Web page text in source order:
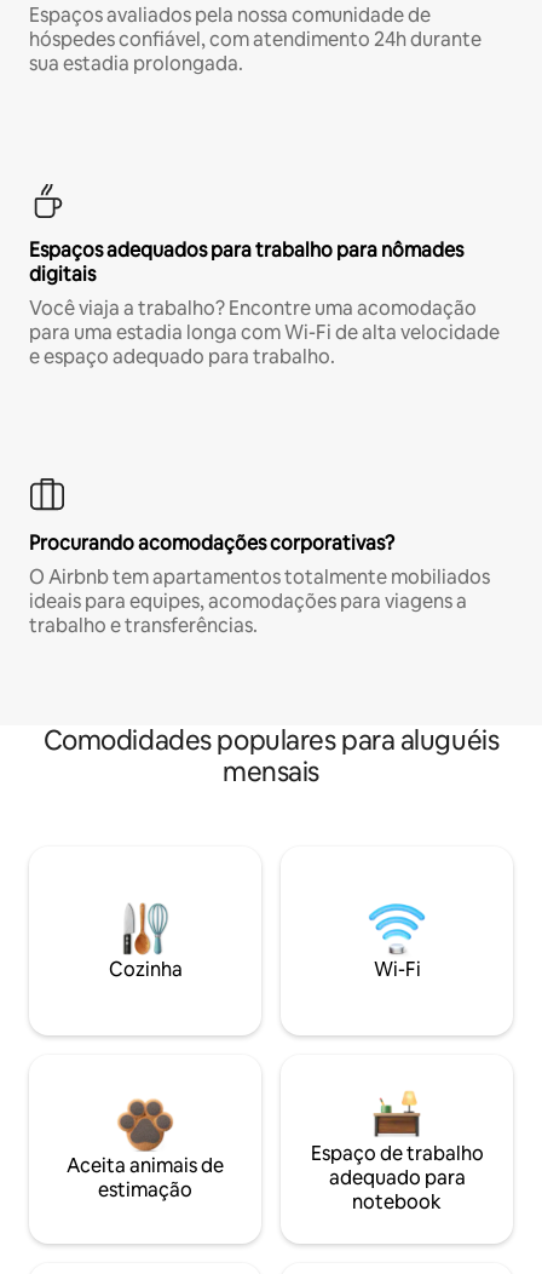
Espaços avaliados pela nossa comunidade de
hóspedes confiável, com atendimento 24h durante
sua estadia prolongada.
Espaços adequados para trabalho para nômades
digitais
Você viaja a trabalho? Encontre uma acomodação
para uma estadia longa com Wi-Fi de alta velocidade
e espaço adequado para trabalho.
Procurando acomodações corporativas?
O Airbnb tem apartamentos totalmente mobiliados
ideais para equipes, acomodações para viagens a
trabalho e transferências.
Comodidades populares para aluguéis
mensais
Cozinha Wi-Fi
Aceita animais de
estimação
Espaço de trabalho
adequado para
notebook